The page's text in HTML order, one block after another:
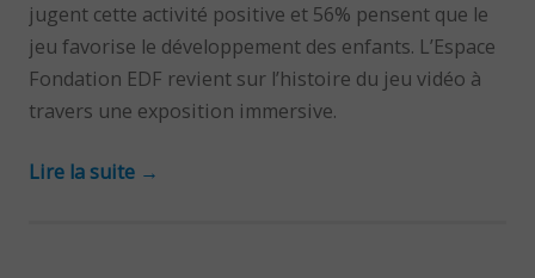
jugent cette activité positive et 56% pensent que le
jeu favorise le développement des enfants. L’Espace
Fondation EDF revient sur l’histoire du jeu vidéo à
travers une exposition immersive.
Lire la suite →